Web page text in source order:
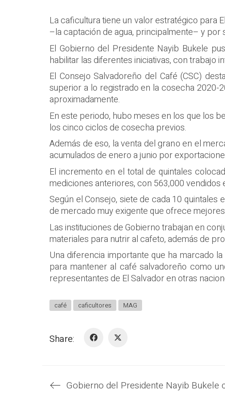
La caficultura tiene un valor estratégico para
–la captación de agua, principalmente– y
El Gobierno del Presidente Nayib Bukele
habilitar las diferentes iniciativas, con trabajo
El Consejo Salvadoreño del Café (CSC)
superior a lo registrado en la cosecha 2020-
aproximadamente.
En este periodo, hubo meses en los que los
los cinco ciclos de cosecha previos.
Además de eso, la venta del grano en el
acumulados de enero a junio por
El incremento en el total de quintales
mediciones anteriores, con 563,000 vendidos
Según el Consejo, siete de cada 10
de mercado muy exigente que ofrece
Las instituciones de Gobierno trabajan en
materiales para nutrir al cafeto, además de
Una diferencia importante que ha marcado
para mantener al café salvadoreño como
representantes de El Salvador en otras
café caficultores MAG
Share: